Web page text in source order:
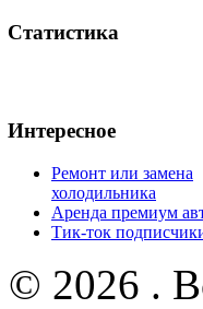
Статистика
Интересное
Ремонт или замена
холодильника
Аренда премиум
Тик-ток
© 2026 .